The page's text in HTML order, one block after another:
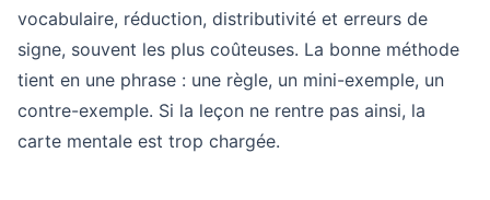
vocabulaire, réduction, distributivité et erreurs de
signe, souvent les plus coûteuses. La bonne méthode
tient en une phrase : une règle, un mini-exemple, un
contre-exemple. Si la leçon ne rentre pas ainsi, la
carte mentale est trop chargée.